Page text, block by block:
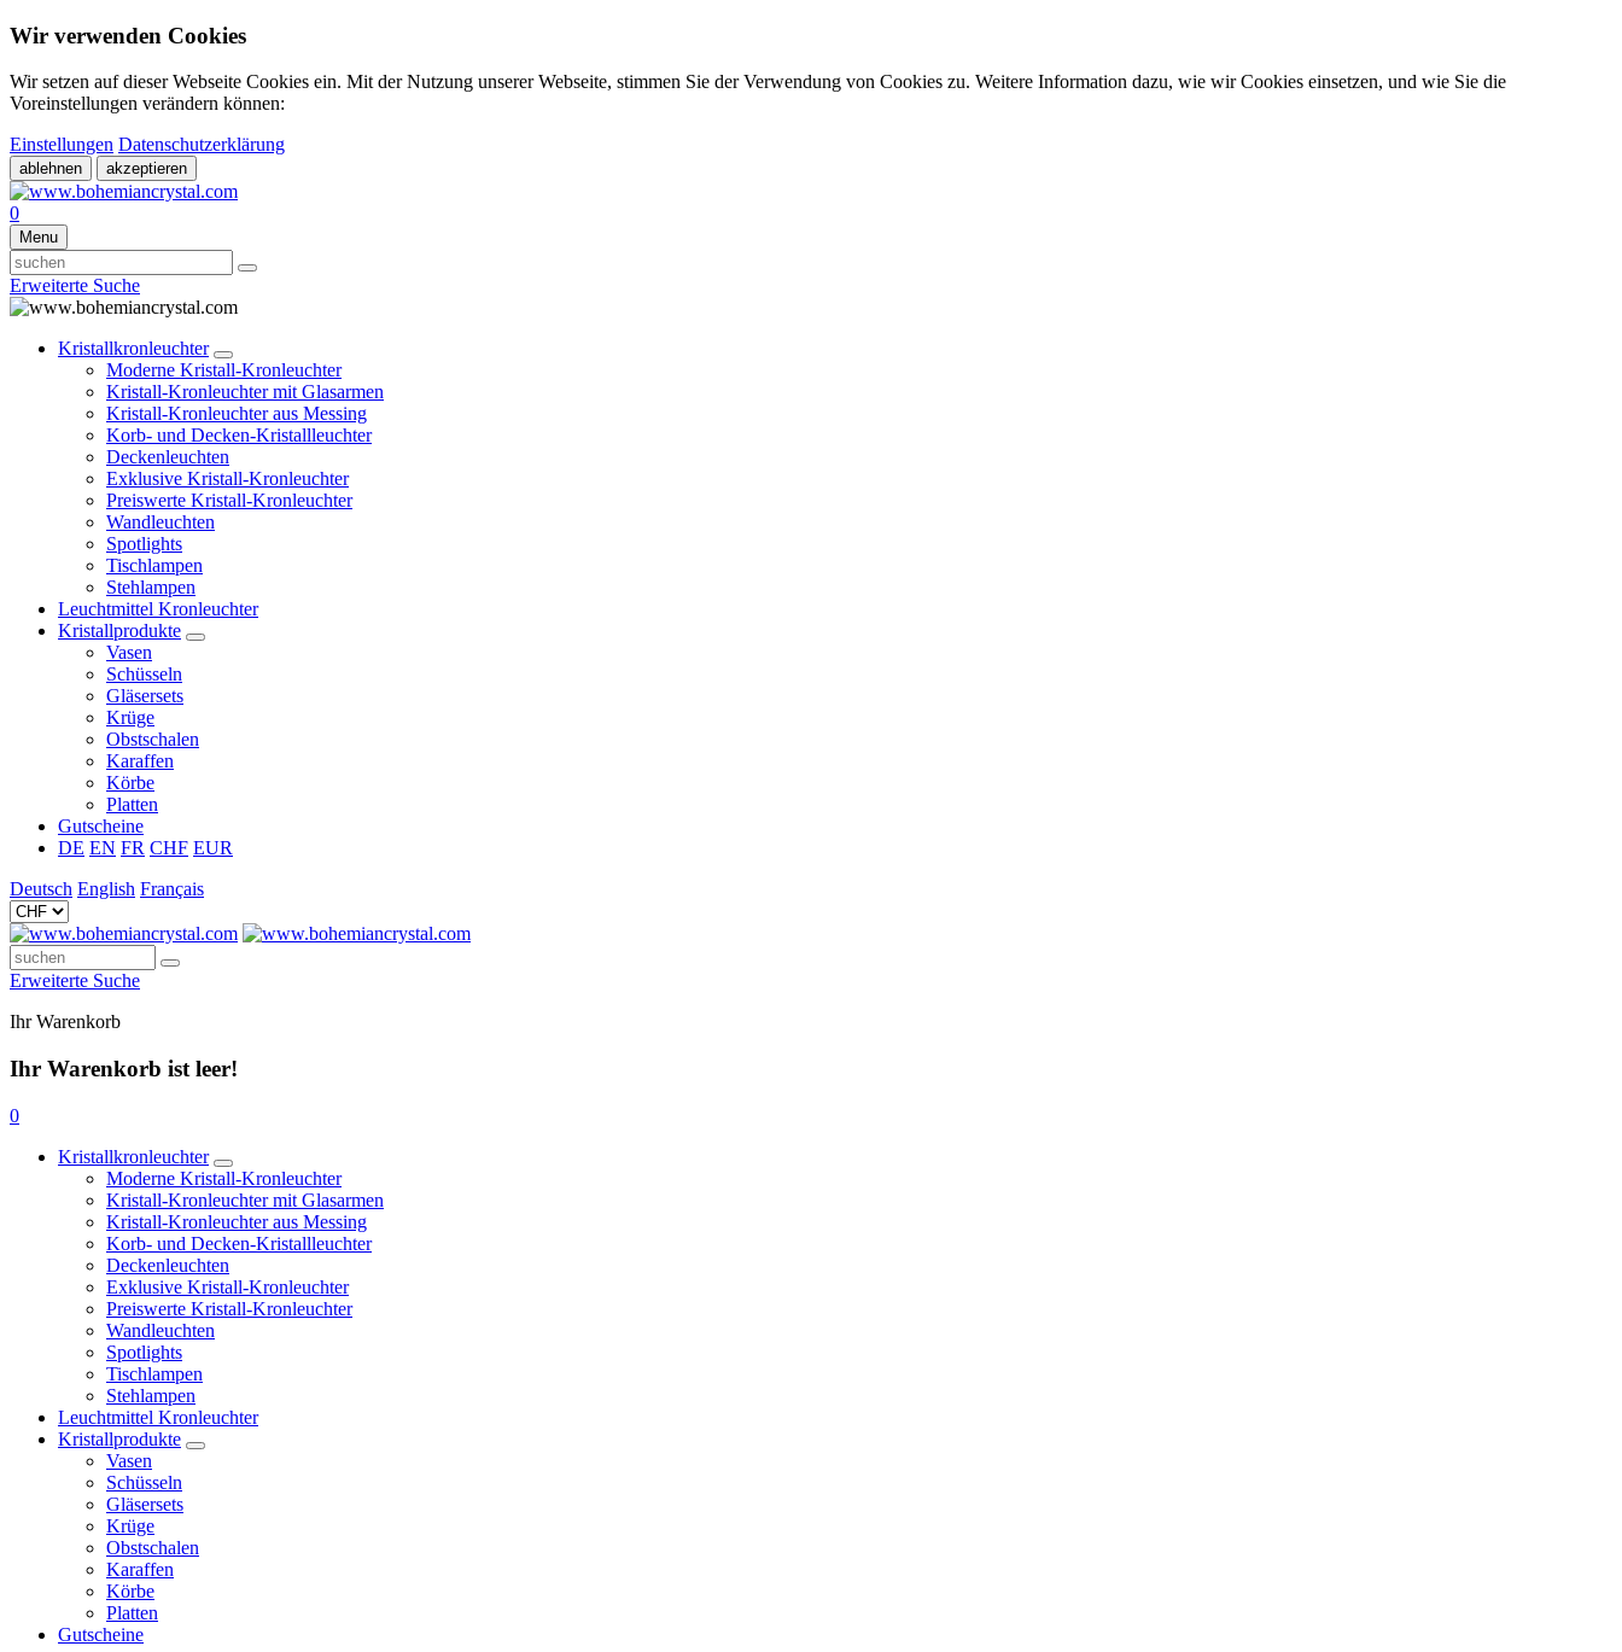
Wir verwenden Cookies
Wir setzen auf dieser Webseite Cookies ein. Mit der Nutzung unserer Webseite, stimmen Sie der Verwendung von Cookies zu. Weitere Information dazu, wie wir Cookies einsetzen, und wie Sie die
Voreinstellungen verändern können:
Einstellungen Datenschutzerklärung
ablehnen akzeptieren
0
Menu
Erweiterte Suche
Kristallkronleuchter
Moderne Kristall-Kronleuchter
Kristall-Kronleuchter mit Glasarmen
Kristall-Kronleuchter aus Messing
Korb- und Decken-Kristallleuchter
Deckenleuchten
Exklusive Kristall-Kronleuchter
Preiswerte Kristall-Kronleuchter
Wandleuchten
Spotlights
Tischlampen
Stehlampen
Leuchtmittel Kronleuchter
Kristallprodukte
Vasen
Schüsseln
Gläsersets
Krüge
Obstschalen
Karaffen
Körbe
Platten
Gutscheine
DE EN FR CHF EUR
Deutsch English Français
Erweiterte Suche
Ihr Warenkorb
Ihr Warenkorb ist leer!
0
Kristallkronleuchter
Moderne Kristall-Kronleuchter
Kristall-Kronleuchter mit Glasarmen
Kristall-Kronleuchter aus Messing
Korb- und Decken-Kristallleuchter
Deckenleuchten
Exklusive Kristall-Kronleuchter
Preiswerte Kristall-Kronleuchter
Wandleuchten
Spotlights
Tischlampen
Stehlampen
Leuchtmittel Kronleuchter
Kristallprodukte
Vasen
Schüsseln
Gläsersets
Krüge
Obstschalen
Karaffen
Körbe
Platten
Gutscheine